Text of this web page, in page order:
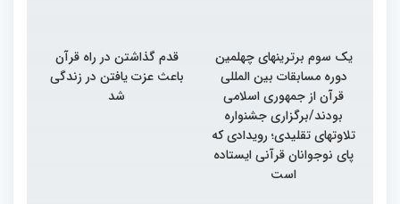
یک سوم برترینهای چهلمین
دوره مسابقات بین المللی
قرآن از جمهوری اسلامی
بودند/برگزاری جشنواره
تلاوتهای تقلیدی؛ رویدادی که
پای نوجوانان قرآنی ایستاده
است
قدم گذاشتن در راه قرآن
باعث عزت یافتن در زندگی
شد